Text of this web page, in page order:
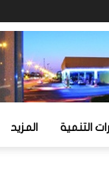
التنمية المزيد